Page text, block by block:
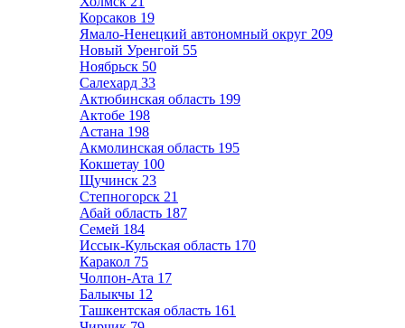
Корсаков 19
Ямало-Ненецкий автономный округ 209
Новый Уренгой 55
Ноябрьск 50
Салехард 33
Актюбинская область 199
Актобе 198
Астана 198
Акмолинская область 195
Кокшетау 100
Щучинск 23
Степногорск 21
Абай область 187
Семей 184
Иссык-Кульская область 170
Каракол 75
Чолпон-Ата 17
Балыкчы 12
Ташкентская область 161